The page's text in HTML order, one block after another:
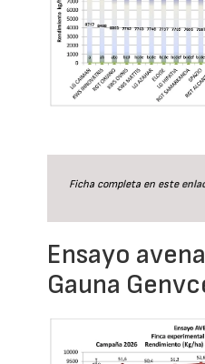
Ficha completa en este
Ensayo
Gauna